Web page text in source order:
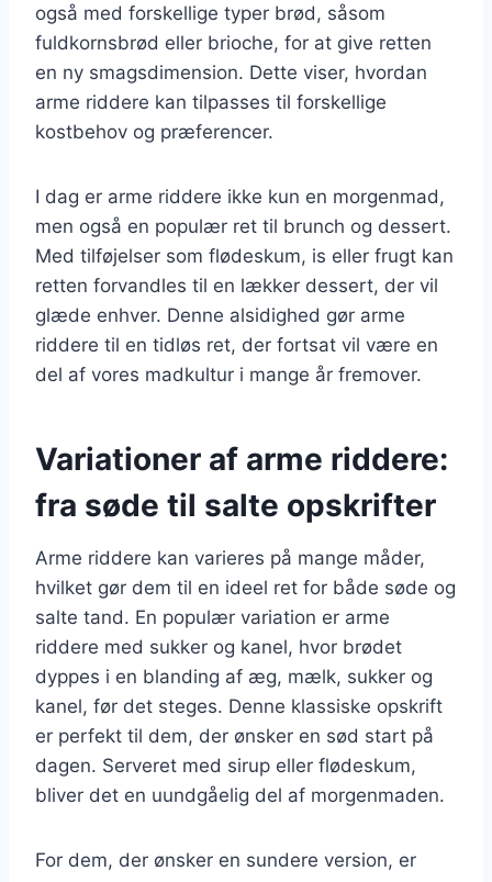
også med forskellige typer brød, såsom
fuldkornsbrød eller brioche, for at give retten
en ny smagsdimension. Dette viser, hvordan
arme riddere kan tilpasses til forskellige
kostbehov og præferencer.
I dag er arme riddere ikke kun en morgenmad,
men også en populær ret til brunch og dessert.
Med tilføjelser som flødeskum, is eller frugt kan
retten forvandles til en lækker dessert, der vil
glæde enhver. Denne alsidighed gør arme
riddere til en tidløs ret, der fortsat vil være en
del af vores madkultur i mange år fremover.
Variationer af arme riddere:
fra søde til salte opskrifter
Arme riddere kan varieres på mange måder,
hvilket gør dem til en ideel ret for både søde og
salte tand. En populær variation er arme
riddere med sukker og kanel, hvor brødet
dyppes i en blanding af æg, mælk, sukker og
kanel, før det steges. Denne klassiske opskrift
er perfekt til dem, der ønsker en sød start på
dagen. Serveret med sirup eller flødeskum,
bliver det en uundgåelig del af morgenmaden.
For dem, der ønsker en sundere version, er